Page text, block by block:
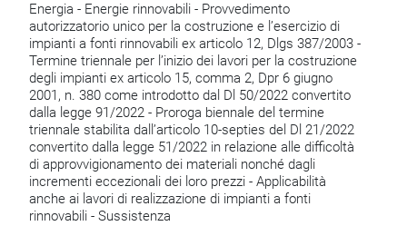
Energia - Energie rinnovabili - Provvedimento
autorizzatorio unico per la costruzione e l’esercizio di
impianti a fonti rinnovabili ex articolo 12, Dlgs 387/2003 -
Termine triennale per l’inizio dei lavori per la costruzione
degli impianti ex articolo 15, comma 2, Dpr 6 giugno
2001, n. 380 come introdotto dal Dl 50/2022 convertito
dalla legge 91/2022 - Proroga biennale del termine
triennale stabilita dall’articolo 10-septies del Dl 21/2022
convertito dalla legge 51/2022 in relazione alle difficoltà
di approvvigionamento dei materiali nonché dagli
incrementi eccezionali dei loro prezzi - Applicabilità
anche ai lavori di realizzazione di impianti a fonti
rinnovabili - Sussistenza